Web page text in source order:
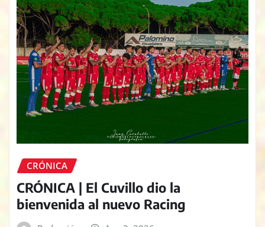
CRÓNICA
CRÓNICA | El Cuvillo dio la
bienvenida al nuevo Racing